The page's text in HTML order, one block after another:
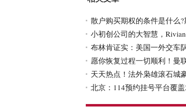
散户购买期权的条件是什么
小初创公司的大智慧，
布林肯证实：美国一外交车
愿你恢复过程一切顺利！曼
天天热点！法外枭雄滚石城
北京：114预约挂号平台覆